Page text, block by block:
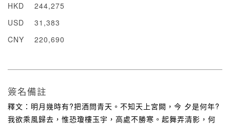
HKD
244,275
USD
31,383
CNY
220,690
簽名備註
釋文：明月幾時有?把酒問青天。不知天上宮闕，今 夕是何年?
我欲乘風歸去，惟恐瓊樓玉宇，高處不勝寒。起舞弄清影，何